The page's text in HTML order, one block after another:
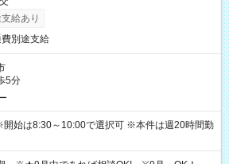
給あり
別途支給
5分
始は8:30～10:00で選択可 ※本件は週20時間勤